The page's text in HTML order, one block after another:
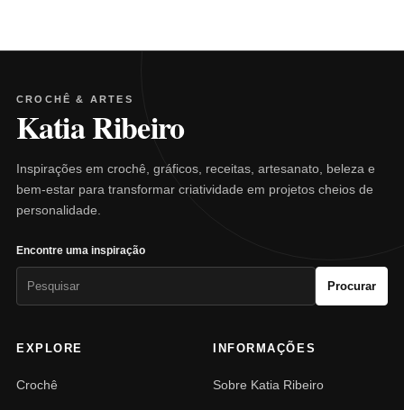
CROCHÊ & ARTES
Katia Ribeiro
Inspirações em crochê, gráficos, receitas, artesanato, beleza e
bem-estar para transformar criatividade em projetos cheios de
personalidade.
Encontre uma inspiração
Procurar
EXPLORE
Crochê
INFORMAÇÕES
Sobre Katia Ribeiro